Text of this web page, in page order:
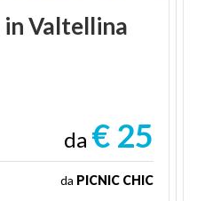
inValtellina
da € 25
da PICNIC CHIC